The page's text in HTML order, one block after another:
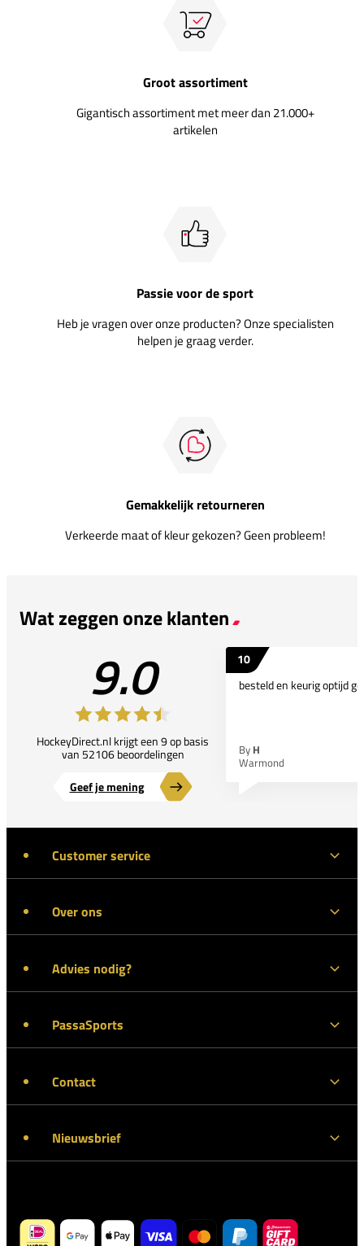
Groot assortiment
Gigantisch assortiment met meer dan 21.000+
artikelen
Passie voor de sport
Heb je vragen over onze producten? Onze specialisten
helpen je graag verder.
Gemakkelijk retourneren
Verkeerde maat of kleur gekozen? Geen probleem!
Wat zeggen onze klanten
9.0
HockeyDirect.nl krijgt een 9 op basis
van 52106 beoordelingen
Geef je mening
10
besteld en keurig optijd
By H
Warmond
Customer service
Over ons
Advies nodig?
PassaSports
Contact
Nieuwsbrief